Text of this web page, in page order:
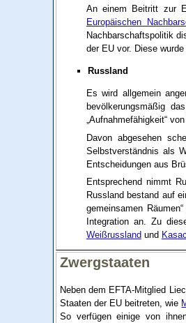
An einem Beitritt zur
Europäischen
Nachbarschaftspolitik
der EU vor. Diese
Russland
Es wird allgemein
bevölkerungsmäßig
„Aufnahmefähigkeit“
Davon abgesehen
Selbstverständnis als
Entscheidungen aus
Entsprechend nimmt
Russland bestand auf
gemeinsamen
Integration an. Zu
Weißrussland und
Zwergstaaten
Neben dem EFTA-Mitglied
Staaten der EU beitreten, wie
So verfügen einige von